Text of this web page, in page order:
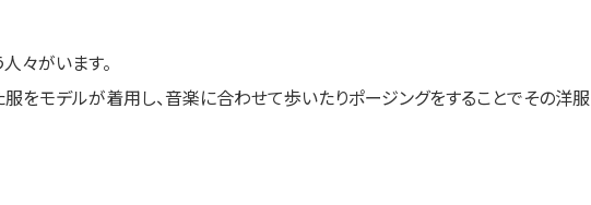
々がいます。
服をモデルが着用し、音楽に合わせて歩いたりポージングをすることでその洋服